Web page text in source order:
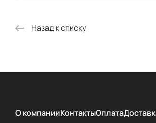
Назад к списку
О компанииКонтактыОплата